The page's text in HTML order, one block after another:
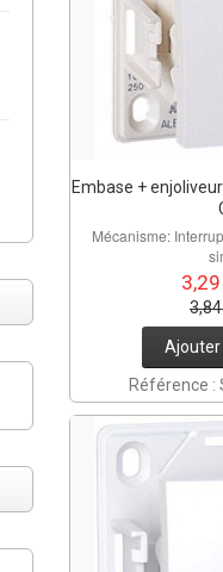
Embase +
Mécanisme:
Ajouter
Référence :